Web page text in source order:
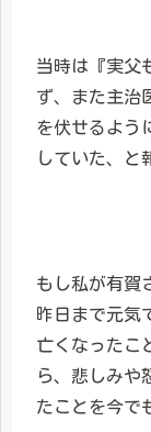
当時は『実父
ず、また主治
を伏せるよう
していた、と
もし私が有賀
昨日まで元気
亡くなったこ
ら、悲しみや
たことを今で